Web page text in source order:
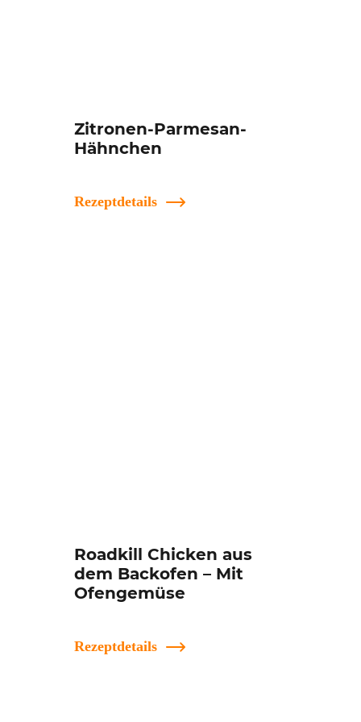
Zitronen-Parmesan-
Hähnchen
Rezeptdetails
Roadkill Chicken aus
dem Backofen – Mit
Ofengemüse
Rezeptdetails